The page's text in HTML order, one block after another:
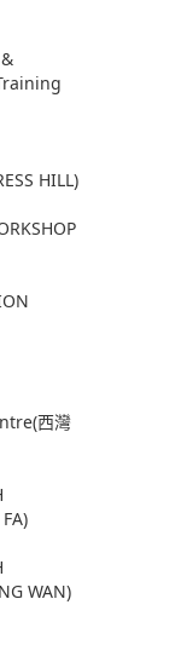
HILL)
西灣
WAN)